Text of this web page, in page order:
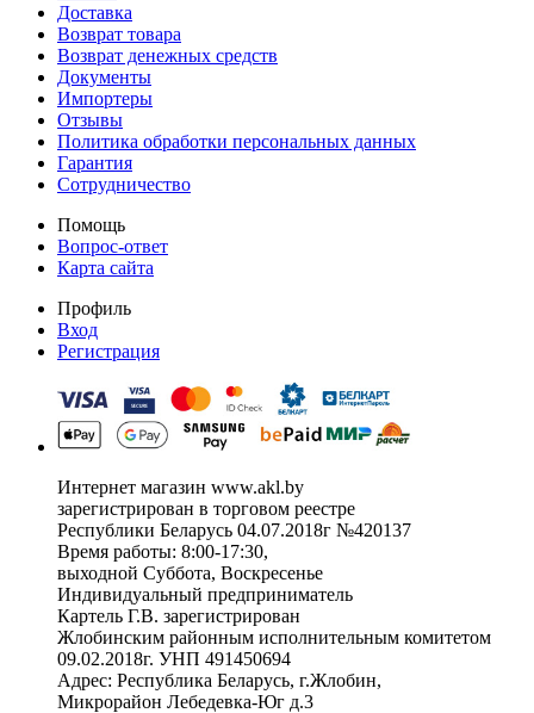
Доставка
Возврат товара
Возврат денежных средств
Документы
Импортеры
Отзывы
Политика обработки персональных данных
Гарантия
Сотрудничество
Помощь
Вопрос-ответ
Карта сайта
Профиль
Вход
Регистрация
Интернет магазин www.akl.by
зарегистрирован в торговом реестре
Республики Беларусь 04.07.2018г №420137
Время работы: 8:00-17:30,
выходной Суббота, Воскресенье
Индивидуальный предприниматель
Картель Г.В. зарегистрирован
Жлобинским районным исполнительным комитетом
09.02.2018г. УНП 491450694
Адрес: Республика Беларусь, г.Жлобин,
Микрорайон Лебедевка-Юг д.3